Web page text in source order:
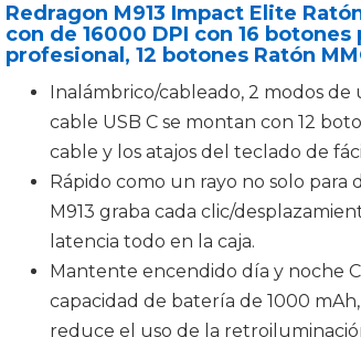
Redragon M913 Impact Elite
con de 16000 DPI con 16
profesional, 12 botones Ratón
Inalámbrico/cableado, 2 modos de
cable USB C se montan con 12
cable y los atajos del teclado de
Rápido como un rayo no solo para
M913 graba cada clic/
latencia todo en la caja.
Mantente encendido día y noche
capacidad de batería de 1000
reduce el uso de la